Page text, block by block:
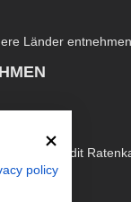
Länder
EasyCredit
policy